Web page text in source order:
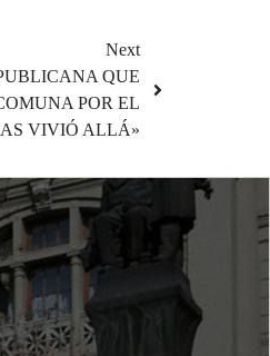
Next
QUE
POR EL
VIVIÓ ALLÁ»